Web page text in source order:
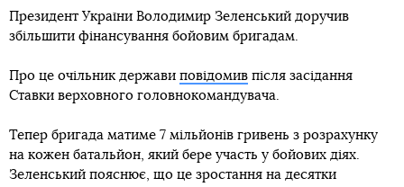
Президент України Володимир Зеленський доручив
збільшити фінансування бойовим бригадам.
Про це очільник держави повідомив після засідання
Ставки верховного головнокомандувача.
Тепер бригада матиме 7 мільйонів гривень з розрахунку
на кожен батальйон, який бере участь у бойових діях.
Зеленський пояснює, що це зростання на десятки